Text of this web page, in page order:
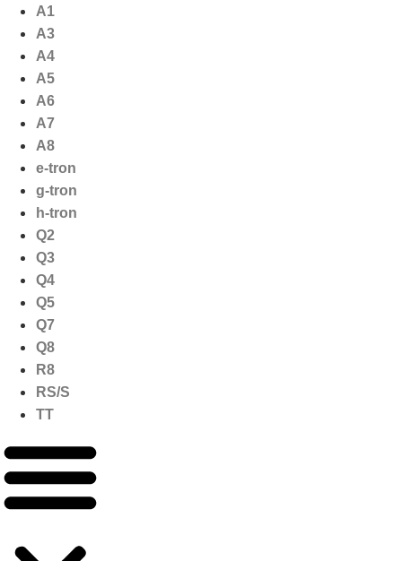
naar
inhoud
A1
A3
A4
A5
A6
A7
A8
e-tron
g-tron
h-tron
Q2
Q3
Q4
Q5
Q7
Q8
R8
RS/S
TT